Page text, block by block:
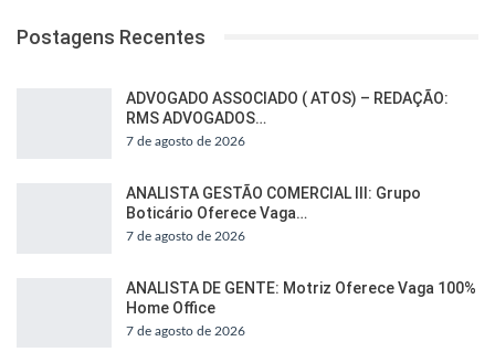
Postagens Recentes
ADVOGADO ASSOCIADO ( ATOS) – REDAÇÃO:
RMS ADVOGADOS…
7 de agosto de 2026
ANALISTA GESTÃO COMERCIAL III: Grupo
Boticário Oferece Vaga…
7 de agosto de 2026
ANALISTA DE GENTE: Motriz Oferece Vaga 100%
Home Office
7 de agosto de 2026